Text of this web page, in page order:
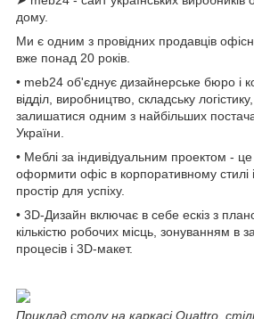
дому.
Ми є одним з провідних продавців
вже понад 20 років.
• meb24 об'єднує дизайнерське бюро і
відділ, виробництво, складську
залишатися одним з найбільших
України.
• Меблі за індивідуальним проектом -
оформити офіс в корпоративному стилі
простір для успіху.
• 3D-Дизайн включає в себе ескіз з
кількістю робочих місць, зонуванням в
процесів і 3D-макет.
Приклад столу на каркасі Quattro,